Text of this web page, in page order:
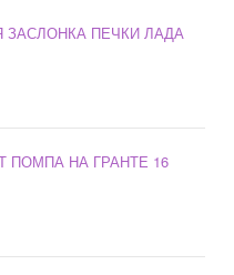
ЗАСЛОНКА ПЕЧКИ ЛАДА
ПОМПА НА ГРАНТЕ 16